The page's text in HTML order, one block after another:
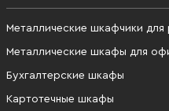
Металлические шкафчики для
Металлические шкафы для
Бухгалтерские шкафы
Картотечные шкафы